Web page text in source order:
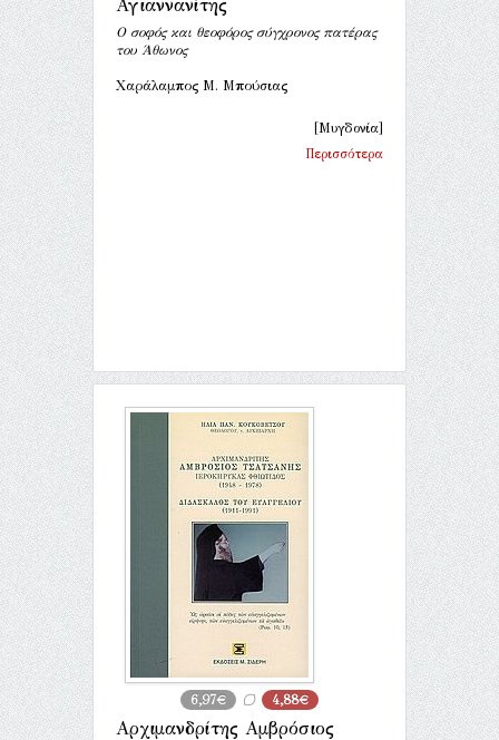
Αγιαννανίτης
Ο σοφός και θεοφόρος σύγχρονος πατέρας
του Άθωνος
Χαράλαμπος Μ. Μπούσιας
[Μυγδονία]
Περισσότερα
6,97€ 4,88€
Αρχιμανδρίτης Αμβρόσιος